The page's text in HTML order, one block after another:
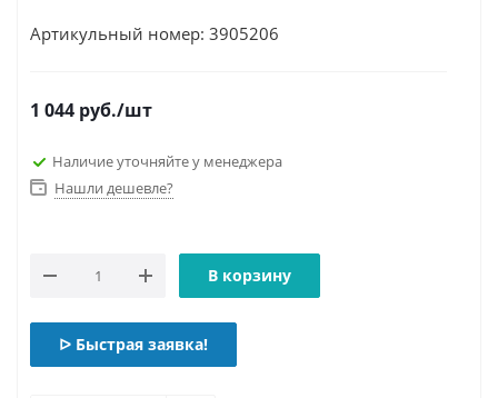
Артикульный номер: 3905206
1 044 руб./шт
Наличие уточняйте у менеджера
Нашли дешевле?
В корзину
ᐅ Быстрая заявка!